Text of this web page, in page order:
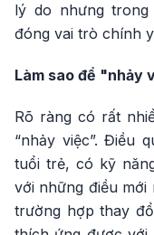
lý do nhưng
đóng vai trò chính
Làm sao để "nhảy
Rõ ràng có rất
“nhảy việc”. Điều
tuổi trẻ, có kỹ
với những điều mới
trường hợp thay